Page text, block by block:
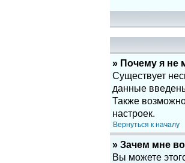
» Почему я не
Существует
данные
Также
настроек.
Вернуться к началу
» Зачем мне
Вы можете